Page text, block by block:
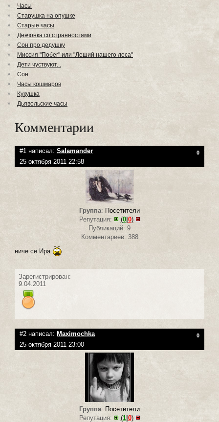
Часы
Старушка на опушке
Старые часы
Девчонка со странностями
Сон про дедушку
Миссия "Побег" или "Леший нашего леса"
Дети чуствуют...
Сон
Часы кошмаров
Кукушка
Дьявольские часы
Комментарии
#1 написал: Salamander 0
25 октября 2011 22:58
Группа: Посетители
Репутация:
(0| 0)
Публикаций: 9
Комментариев: 388
ниче се Ира
Зарегистрирован:
9.04.2011
#2 написал: Maximochka 0
25 октября 2011 23:00
Группа: Посетители
Репутация:
(1|0)